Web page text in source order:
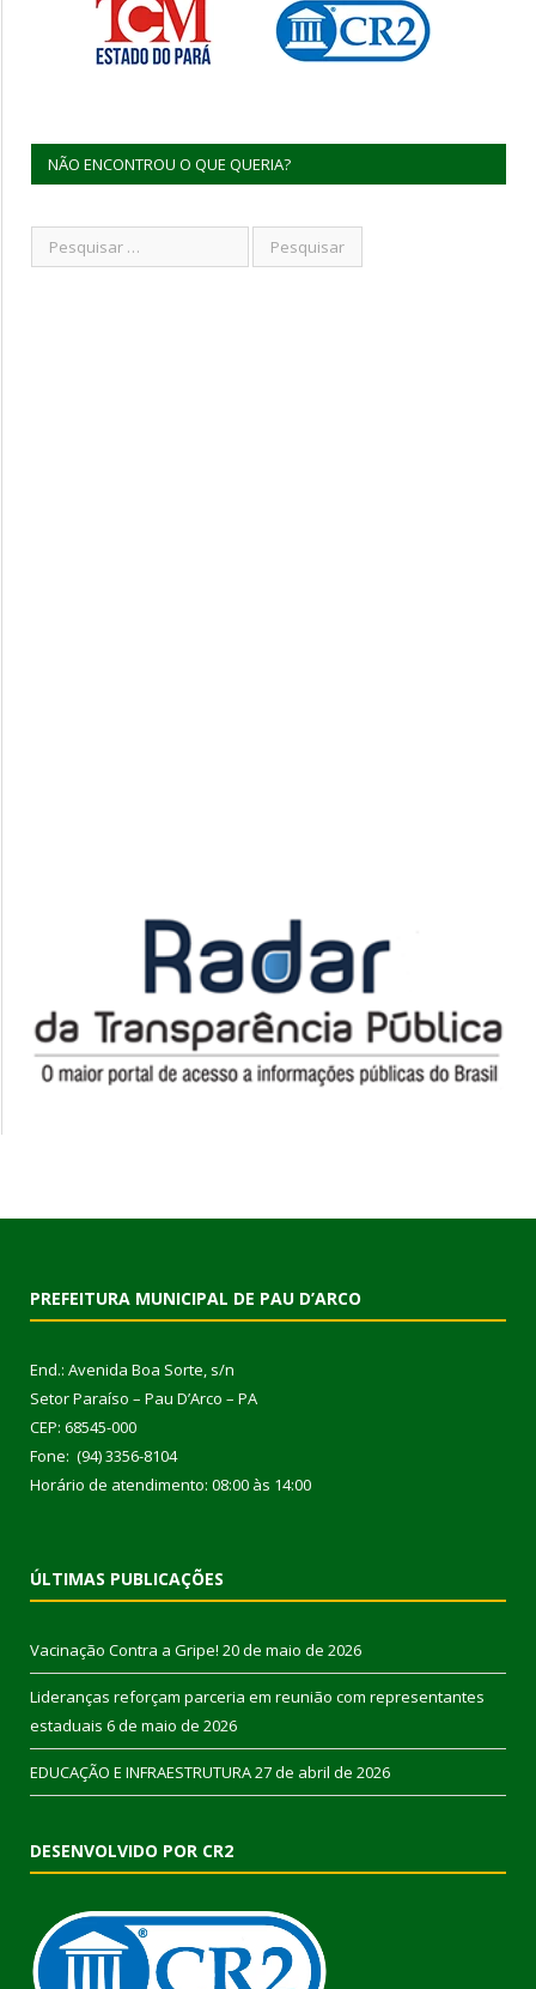
NÃO ENCONTROU O QUE QUERIA?
PREFEITURA MUNICIPAL DE PAU D’ARCO
End.: Avenida Boa Sorte, s/n
Setor Paraíso – Pau D’Arco – PA
CEP: 68545-000
Fone: (94) 3356-8104
Horário de atendimento: 08:00 às 14:00
ÚLTIMAS PUBLICAÇÕES
Vacinação Contra a Gripe! 20 de maio de 2026
Lideranças reforçam parceria em reunião com representantes
estaduais 6 de maio de 2026
EDUCAÇÃO E INFRAESTRUTURA27 de abril de 2026
DESENVOLVIDO POR CR2